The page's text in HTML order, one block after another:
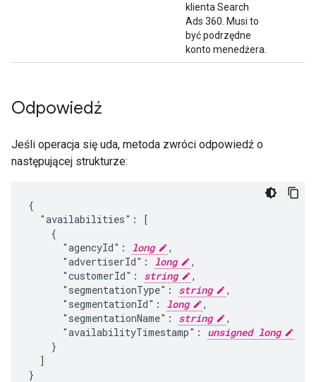
klienta Search
Ads 360. Musi to
być podrzędne
konto menedżera.
Odpowiedź
Jeśli operacja się uda, metoda zwróci odpowiedź o
następującej strukturze:
{
  "availabilities": [
    {
      "agencyId":
long
,
      "advertiserId":
long
,
      "customerId":
string
,
      "segmentationType":
string
,
      "segmentationId":
long
,
      "segmentationName":
string
,
      "availabilityTimestamp":
unsigned long
    }
  ]
}